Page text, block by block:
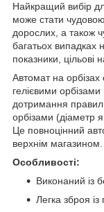
Найкращий вибір
може стати
дорослих, а також
багатьох випадках
показники, цільові
Автомат на орбізах
гелієвими
дотримання
орбізами (діаметр
Це повноцінний
верхнім магазином.
Особливості:
Виконаний із
Легка зброя